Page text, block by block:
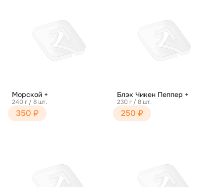
Морской +
240 г / 8 шт.
350 ₽
Блэк Чикен Пеппер +
230 г / 8 шт.
250 ₽